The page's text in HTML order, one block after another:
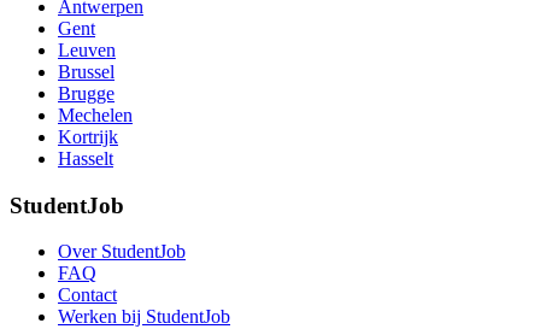
Antwerpen
Gent
Leuven
Brussel
Brugge
Mechelen
Kortrijk
Hasselt
StudentJob
Over StudentJob
FAQ
Contact
Werken bij StudentJob